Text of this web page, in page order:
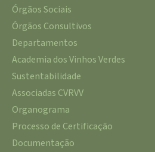
Órgãos Sociais
Órgãos Consultivos
Departamentos
Academia dos Vinhos Verdes
Sustentabilidade
Associadas CVRVV
Organograma
Processo de Certificação
Documentação